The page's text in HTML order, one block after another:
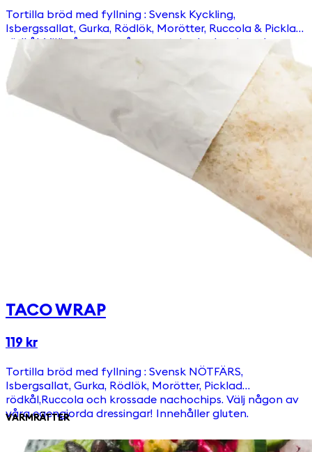
Tortilla bröd med fyllning : Svensk Kyckling,
Isbergssallat, Gurka, Rödlök, Morötter, Ruccola & Picklad
rödkål. Välj någon av våra egengjorda dressingar!
Innehåller Gluten.
TACO WRAP
119 kr
Tortilla bröd med fyllning : Svensk NÖTFÄRS,
Isbergsallat, Gurka, Rödlök, Morötter, Picklad
rödkål,Ruccola och krossade nachochips. Välj någon av
våra egengjorda dressingar! Innehåller gluten.
VARMRÄTTER